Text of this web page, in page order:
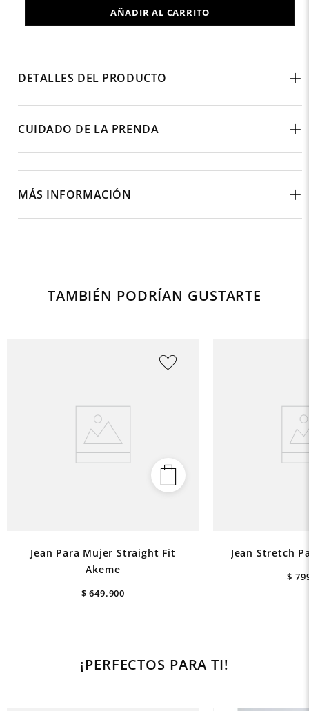
AÑADIR AL CARRITO
DETALLES DEL PRODUCTO
CUIDADO DE LA PRENDA
MÁS INFORMACIÓN
TAMBIÉN PODRÍAN GUSTARTE
Jean Para Mujer Straight Fit
Akeme
$ 649.900
Jean Stretch
$
¡PERFECTOS PARA TI!